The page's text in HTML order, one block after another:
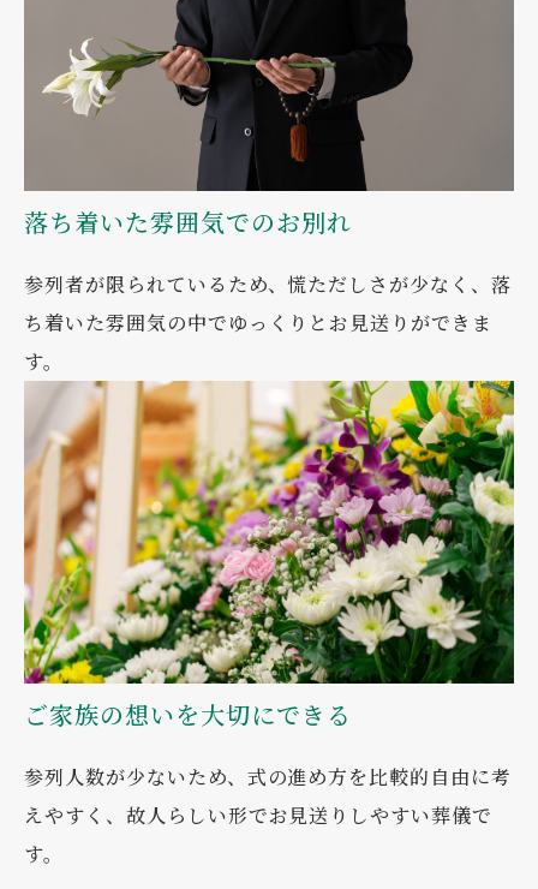
落ち着いた雰囲気でのお別れ
参列者が限られているため、慌ただしさが少なく、落
ち着いた雰囲気の中でゆっくりとお見送りができま
す。
ご家族の想いを大切にできる
参列人数が少ないため、式の進め方を比較的自由に考
えやすく、故人らしい形でお見送りしやすい葬儀で
す。